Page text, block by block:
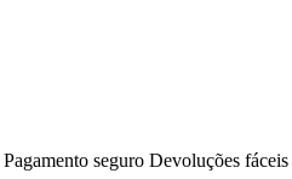
Pagamento seguro Devoluções fáceis